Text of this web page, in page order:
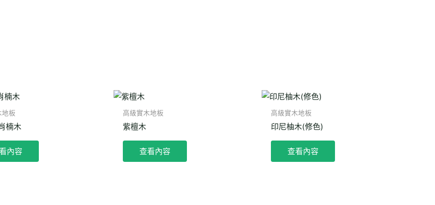
地板
楠木
內容
高級實木地板
紫檀木
查看內容
高級實木地板
印尼柚木(修色)
查看內容